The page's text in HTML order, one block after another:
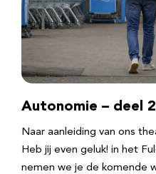
Autonomie – deel 2
Naar aanleiding van ons
Heb jij even geluk! in het
nemen we je de komende